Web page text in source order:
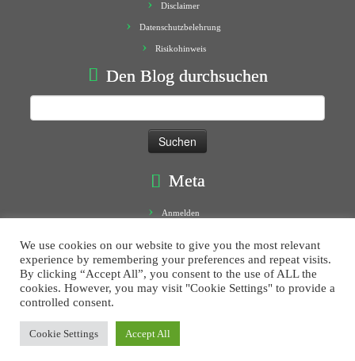
Disclaimer
Datenschutzbelehrung
Risikohinweis
Den Blog durchsuchen
Meta
Anmelden
Kommentar-Feed
WordPress.org
We use cookies on our website to give you the most relevant
experience by remembering your preferences and repeat visits.
By clicking “Accept All”, you consent to the use of ALL the
cookies. However, you may visit "Cookie Settings" to provide a
controlled consent.
Cookie Settings Accept All